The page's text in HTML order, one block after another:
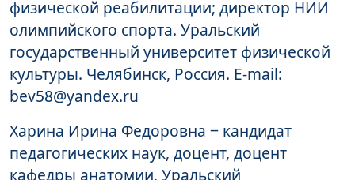
физической реабилитации; директор НИИ
олимпийского спорта. Уральский
государственный университет физической
культуры. Челябинск, Россия. E-mail:
bev58@yandex.ru
Харина Ирина Федоровна ‒ кандидат
педагогических наук, доцент, доцент
кафедры анатомии, Уральский